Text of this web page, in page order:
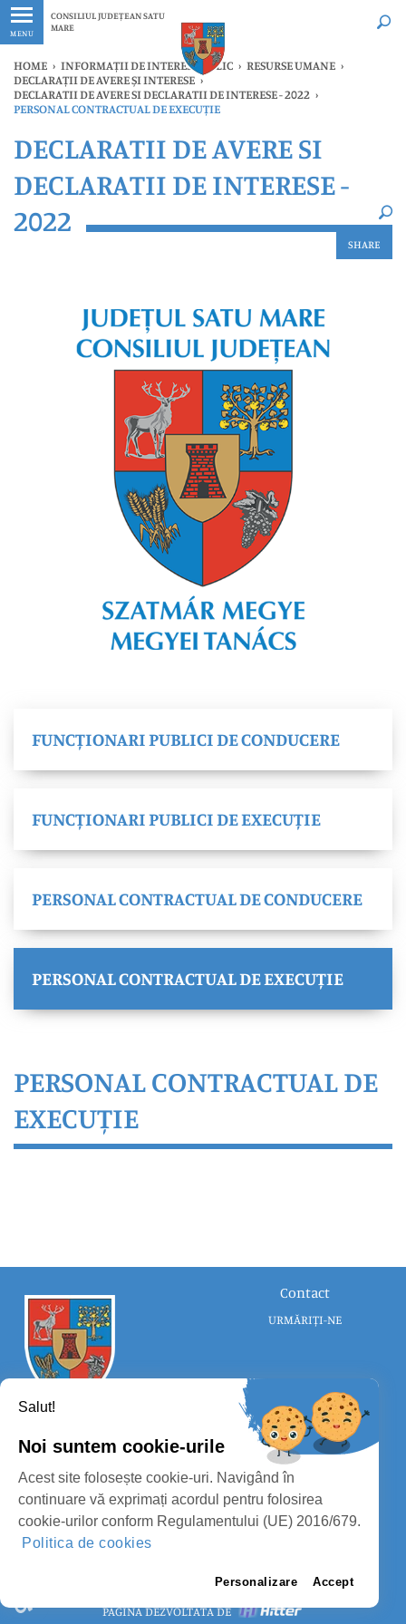
MENU
CONSILIUL JUDEȚEAN SATU
MARE
Ultimele
HOME › INFORMAȚII DE INTERES PUBLIC › RESURSE UMANE ›
DECLARAȚII DE AVERE ȘI INTERESE ›
DECLARATII DE AVERE SI DECLARATII DE INTERESE - 2022 ›
PERSONAL CONTRACTUAL DE EXECUȚIE
Ultimele Oricând
DECLARATII DE AVERE SI
DECLARATII DE INTERESE -
2022
SHARE
FUNCȚIONARI PUBLICI DE CONDUCERE
FUNCȚIONARI PUBLICI DE EXECUȚIE
PERSONAL CONTRACTUAL DE CONDUCERE
PERSONAL CONTRACTUAL DE EXECUȚIE
PERSONAL CONTRACTUAL DE
EXECUȚIE
PROTECȚIA DATELOR PERSONALE
MASS-MEDIA
PAGINĂ DEZVOLTATĂ DE
CONSILIUL JUDEȚEAN SATU MARE
Contact
URMĂRIȚI-NE
Salut!
Noi suntem cookie-urile
Acest site folosește cookie-uri. Navigând în
continuare vă exprimați acordul pentru folosirea
cookie-urilor conform Regulamentului (UE) 2016/679.
Politica de cookies
Personalizare Accept